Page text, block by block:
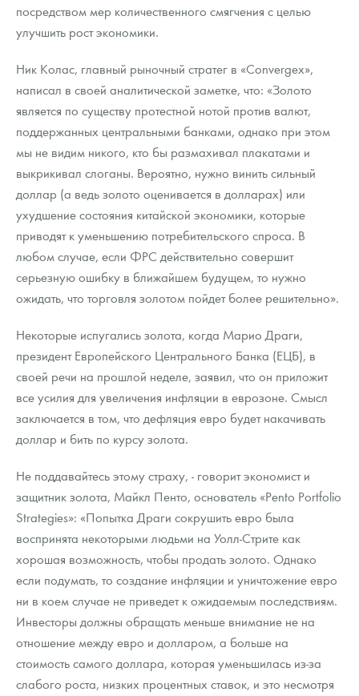
посредством мер количественного смягчения с целью
улучшить рост экономики.
Ник Колас, главный рыночный стратег в «Convergex»,
написал в своей аналитической заметке, что: «Золото
является по существу протестной нотой против валют,
поддержанных центральными банками, однако при этом
мы не видим никого, кто бы размахивал плакатами и
выкрикивал слоганы. Вероятно, нужно винить сильный
доллар (а ведь золото оценивается в долларах) или
ухудшение состояния китайской экономики, которые
приводят к уменьшению потребительского спроса. В
любом случае, если ФРС действительно совершит
серьезную ошибку в ближайшем будущем, то нужно
ожидать, что торговля золотом пойдет более решительно».
Некоторые испугались золота, когда Марио Драги,
президент Европейского Центрального Банка (ЕЦБ), в
своей речи на прошлой неделе, заявил, что он приложит
все усилия для увеличения инфляции в еврозоне. Смысл
заключается в том, что дефляция евро будет накачивать
доллар и бить по курсу золота.
Не поддавайтесь этому страху, - говорит экономист и
защитник золота, Майкл Пенто, основатель «Pento Portfolio
Strategies»: «Попытка Драги сокрушить евро была
воспринята некоторыми людьми на Уолл-Стрите как
хорошая возможность, чтобы продать золото. Однако
если подумать, то создание инфляции и уничтожение евро
ни в коем случае не приведет к ожидаемым последствиям.
Инвесторы должны обращать меньше внимание не на
отношение между евро и долларом, а больше на
стоимость самого доллара, которая уменьшилась из-за
слабого роста, низких процентных ставок, и это несмотря